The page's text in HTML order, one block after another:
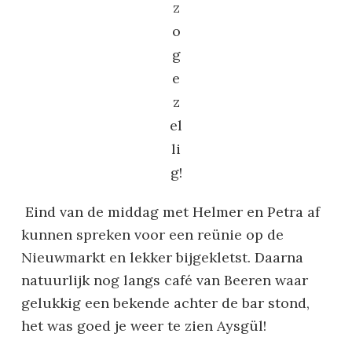
z
o
g
e
z
el
li
g!
Eind van de middag met Helmer en Petra af
kunnen spreken voor een reünie op de
Nieuwmarkt en lekker bijgekletst. Daarna
natuurlijk nog langs café van Beeren waar
gelukkig een bekende achter de bar stond,
het was goed je weer te zien Aysgül!